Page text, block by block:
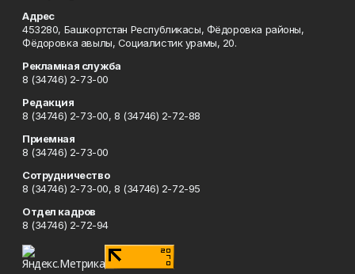
Адрес
453280, Башкортстан Республикасы, Фёдоровка районы,
Фёдоровка авылы, Социалистик урамы, 20.
Рекламная служба
8 (34746) 2-73-00
Редакция
8 (34746) 2-73-00, 8 (34746) 2-72-88
Приемная
8 (34746) 2-73-00
Сотрудничество
8 (34746) 2-73-00, 8 (34746) 2-72-95
Отдел кадров
8 (34746) 2-72-94